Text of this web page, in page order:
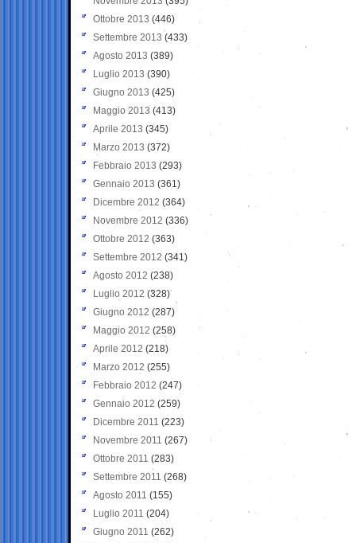
Ottobre 2013 (446)
Settembre 2013 (433)
Agosto 2013 (389)
Luglio 2013 (390)
Giugno 2013 (425)
Maggio 2013 (413)
Aprile 2013 (345)
Marzo 2013 (372)
Febbraio 2013 (293)
Gennaio 2013 (361)
Dicembre 2012 (364)
Novembre 2012 (336)
Ottobre 2012 (363)
Settembre 2012 (341)
Agosto 2012 (238)
Luglio 2012 (328)
Giugno 2012 (287)
Maggio 2012 (258)
Aprile 2012 (218)
Marzo 2012 (255)
Febbraio 2012 (247)
Gennaio 2012 (259)
Dicembre 2011 (223)
Novembre 2011 (267)
Ottobre 2011 (283)
Settembre 2011 (268)
Agosto 2011 (155)
Luglio 2011 (204)
Giugno 2011 (262)